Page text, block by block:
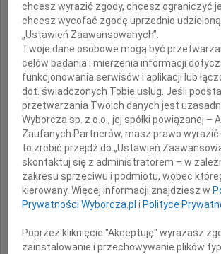
"Pozostaniesz na zawsze w
W dniu 27 maja 2013
najukochańszy Mąż,
Andrzej
chcesz wyrazić zgody, chcesz ograniczyć
chcesz wycofać zgodę uprzednio
„Ustawień Zaawansowanych”.
Twoje dane osobowe mogą być
celów badania i mierzenia informacji
funkcjonowania serwisów i aplikacji lub
dot. świadczonych Tobie usług. Jeśli
przetwarzania Twoich danych jest
Wyborcza sp. z o.o., jej spółki powiązanej –
Zaufanych Partnerów, masz prawo wyrazić
to zrobić przejdź do „Ustawień
skontaktuj się z administratorem – w
zakresu sprzeciwu i podmiotu, wobec
kierowany. Więcej informacji znajdziesz w
Prywatności Wyborcza.pl i Polityce
Poprzez kliknięcie "Akceptuję" wyrażasz
zainstalowanie i przechowywanie plików